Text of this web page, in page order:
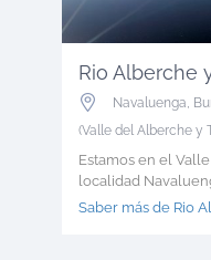
Navaluenga
(Valle del Alberche y
Estamos en el
localidad
Saber más de Rio